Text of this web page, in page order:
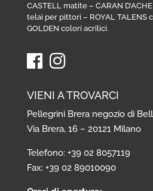
CASTELL matite– CARAN
telai per pittori – ROYAL
GOLDEN colori acrilici.
VIENI A TROVARCI
Pellegrini Brera negozio di
Via Brera, 16 – 20121 Milano
Telefono: +39 02 8057119
Fax: +39 02 89010090